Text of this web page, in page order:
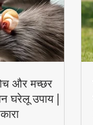
और मच्छर
घरेलू उपाय |